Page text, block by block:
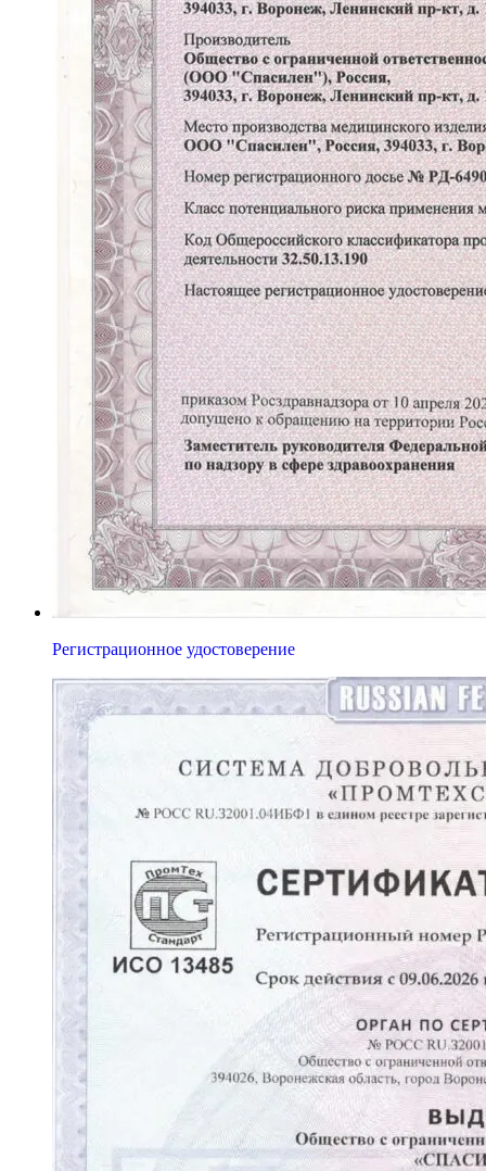
Регистрационное удостоверение